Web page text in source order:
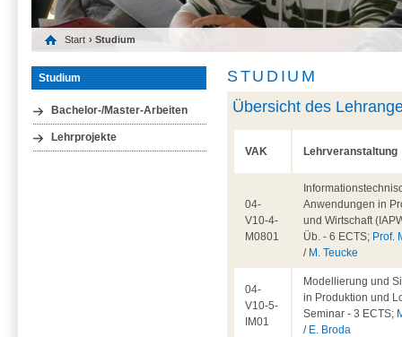
Start › Studium
Studium
Bachelor-/Master-Arbeiten
Lehrprojekte
STUDIUM
Übersicht des
VAK Lehrveranstaltung
04-
V10-4-
M0801
Anwendungen in
und Wirtschaft
Üb. - 6 ECTS; Prof.
/ M. Teucke
04-
V10-5-
IM01
Modellierung und
in Produktion und
Seminar - 3 ECTS;
/ E. Broda